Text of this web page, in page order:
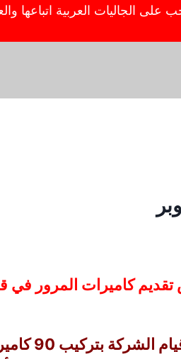
على الجاليات العربية اتباعها
تقديم كاميرات المرور